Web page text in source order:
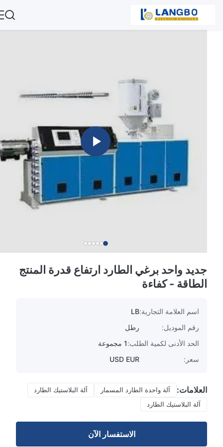
جديد واحد برغي الطارد ارتفاع قدرة المنتج
الطاقة - كفاءة
اسم العلامة التجارية:LB
رقم الموديل:
الحد الأدنى لكمية الطلب:1 مجموعة
USD EUR
العلامات: آلة واحدة الطارد المسمار
آلة البلاستيك الطارد
آلة البلاستيك الطارد
الاستفسار الآن